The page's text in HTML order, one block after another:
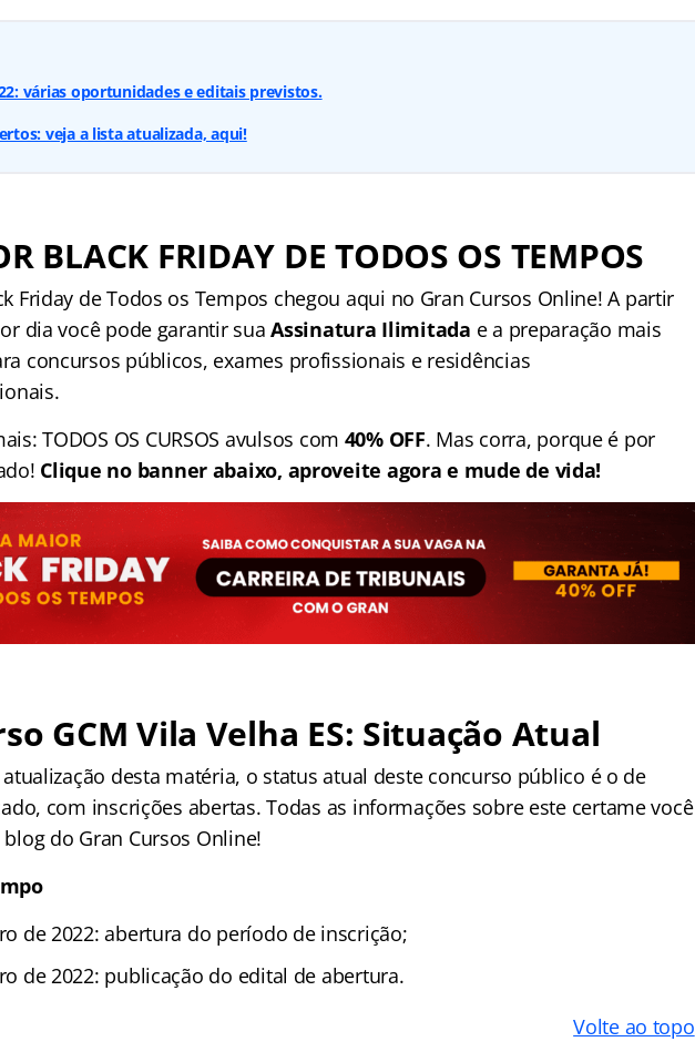
várias oportunidades e editais previstos.
veja a lista atualizada, aqui!
BLACK FRIDAY DE TODOS OS TEMPOS
Friday de Todos os Tempos chegou aqui no Gran Cursos Online! A partir
dia você pode garantir suaAssinatura Ilimitada e a preparação mais
concursos públicos, exames profissionais e residências
TODOS OS CURSOS avulsos com 40% OFF. Mas corra, porque é por
Clique no banner abaixo, aproveite agora e mude de vida!
GCM Vila Velha ES: Situação Atual
desta matéria, o status atual deste concurso público é o de
com inscrições abertas. Todas as informações sobre este certame você
do Gran Cursos Online!
de 2022: abertura do período de inscrição;
de 2022: publicação do edital de abertura.
Volte ao topo